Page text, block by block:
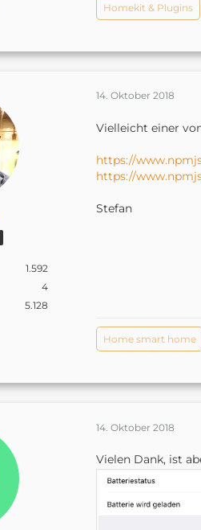
Homekit & Plugins
1.592
4
5.128
14. Oktober 2018
Vielleicht einer
https://
https://
Stefan
Home smart home
14. Oktober 2018
Vielen Dank, ist